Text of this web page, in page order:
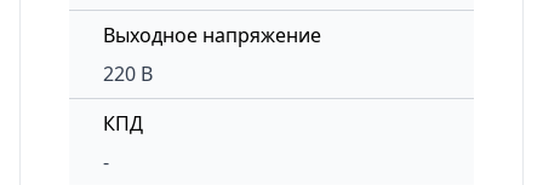
Выходное напряжение
220 В
КПД
-